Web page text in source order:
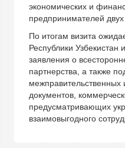
экономических и
предпринимателей
По итогам визита
Республики Узбекистан
заявления о
партнерства, а также
документов,
предусматривающих
взаимовыгодного